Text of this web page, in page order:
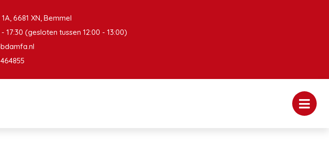
6681 XN, Bemmel
(gesloten tussen 12:00 - 13:00)